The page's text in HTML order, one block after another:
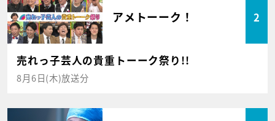
アメトーーク！ 2
売れっ子芸人の貴重トーーク祭り!!
8月6日(木)放送分